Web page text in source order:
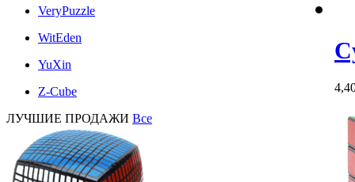
VeryPuzzle
WitEden
YuXin
Z-Cube
ЛУЧШИЕ ПРОДАЖИ Все